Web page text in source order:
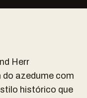
Herr
azedume com
histórico que